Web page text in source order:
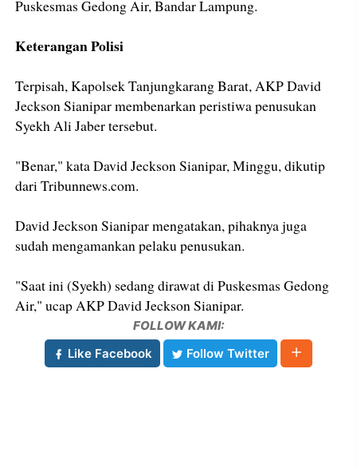
Puskesmas Gedong Air, Bandar Lampung.
Keterangan Polisi
Terpisah, Kapolsek Tanjungkarang Barat, AKP David
Jeckson Sianipar membenarkan peristiwa penusukan
Syekh Ali Jaber tersebut.
"Benar," kata David Jeckson Sianipar, Minggu, dikutip
dari Tribunnews.com.
David Jeckson Sianipar mengatakan, pihaknya juga
sudah mengamankan pelaku penusukan.
"Saat ini (Syekh) sedang dirawat di Puskesmas Gedong
Air," ucap AKP David Jeckson Sianipar.
FOLLOW KAMI:
Like Facebook
Follow Twitter